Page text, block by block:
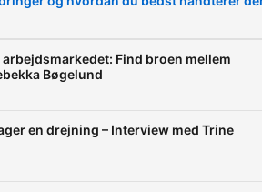
Thomas Karner-
påvirker arbejdslivet og
lige midt i det.
Find broen mellem
Bøgelund
en drejning – Interview med Trine